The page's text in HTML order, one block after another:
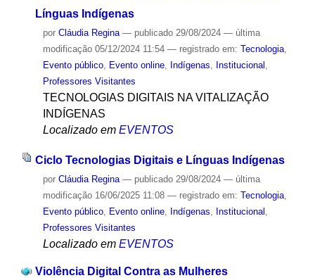
Línguas Indígenas
por Cláudia Regina — publicado29/08/2024 — última
modificação05/12/2024 11:54 — registrado em: Tecnologia,
Evento público, Evento online, Indígenas, Institucional ,
Professores Visitantes
TECNOLOGIAS DIGITAIS NA VITALIZAÇÃO
INDÍGENAS
Localizado em EVENTOS
Ciclo Tecnologias Digitais e Línguas Indígenas
por Cláudia Regina — publicado29/08/2024 — última
modificação16/06/2025 11:08 — registrado em: Tecnologia,
Evento público, Evento online, Indígenas, Institucional ,
Professores Visitantes
Localizado em EVENTOS
Violência Digital Contra as Mulheres